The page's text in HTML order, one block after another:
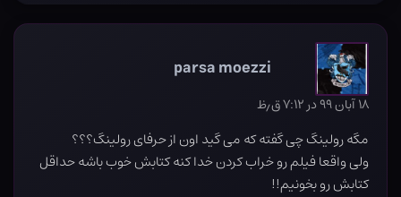
parsa moezzi
۱۸ آبان ۹۹ در ۷:۱۲ ق٫ظ
مگه رولینگ چی گفته که می گید اون از حرفای رولینگ؟؟؟
ولی واقعا فیلم رو خراب کردن خدا کنه کتابش خوب باشه حداقل
کتابش رو بخونیم!!